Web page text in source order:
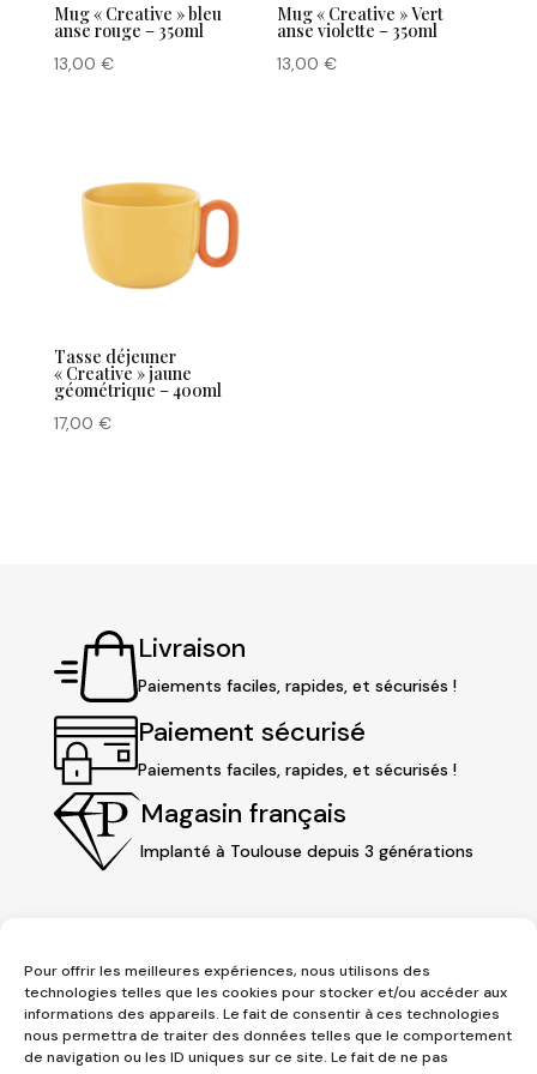
Pour offrir les meilleures expériences, nous utilisons des
technologies telles que les cookies pour stocker et/ou accéder aux
informations des appareils. Le fait de consentir à ces technologies
nous permettra de traiter des données telles que le comportement
de navigation ou les ID uniques sur ce site. Le fait de ne pas
Mug « Creative » bleu
anse rouge – 350ml
13,00 €
Mug « Creative » Vert
anse violette – 350ml
13,00€
Tasse déjeuner
« Creative » jaune
géométrique – 400ml
17,00 €
Livraison
Paiements faciles, rapides, et sécurisés !
Paiement sécurisé
Paiements faciles, rapides, et sécurisés !
Magasin français
Implanté à Toulouse depuis 3 générations